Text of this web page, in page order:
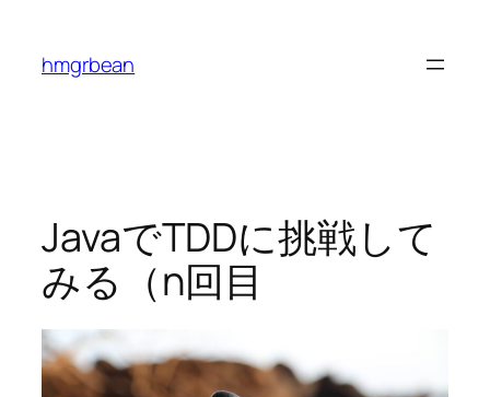
hmgrbean
JavaでTDDに挑戦して
みる（n回目